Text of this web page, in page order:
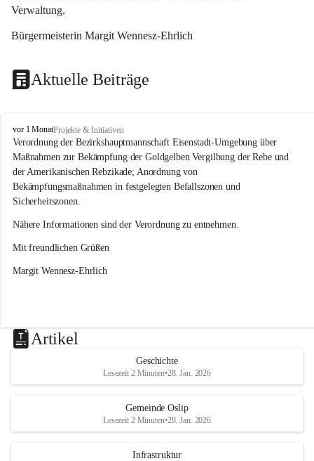
Verwaltung.
Bürgermeisterin Margit Wennesz-Ehrlich
Aktuelle Beiträge
O
s
l
i
p
vor 1 MonatProjekte & Initiativen
Verordnung der Bezirkshauptmannschaft Eisenstadt-Umgebung über
Maßnahmen zur Bekämpfung der Goldgelben Vergilbung der Rebe und
der Amerikanischen Rebzikade; Anordnung von
Bekämpfungsmaßnahmen in festgelegten Befallszonen und
Sicherheitszonen.
Nähere Informationen sind der Verordnung zu entnehmen.
Mit freundlichen Grüßen
Margit Wennesz-Ehrlich
Artikel
Geschichte
Lesezeit 2 Minuten•28. Jan. 2026
Gemeinde Oslip
Lesezeit 2 Minuten•28. Jan. 2026
Infrastruktur